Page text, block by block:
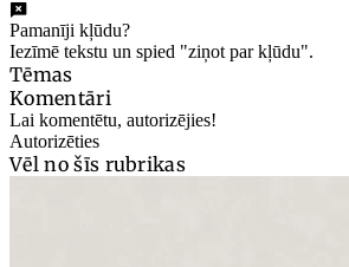
Pamanīji kļūdu?
Iezīmē tekstu un spied "ziņot par kļūdu".
Tēmas
Komentāri
Lai komentētu, autorizējies!
Autorizēties
Vēl no šīs rubrikas